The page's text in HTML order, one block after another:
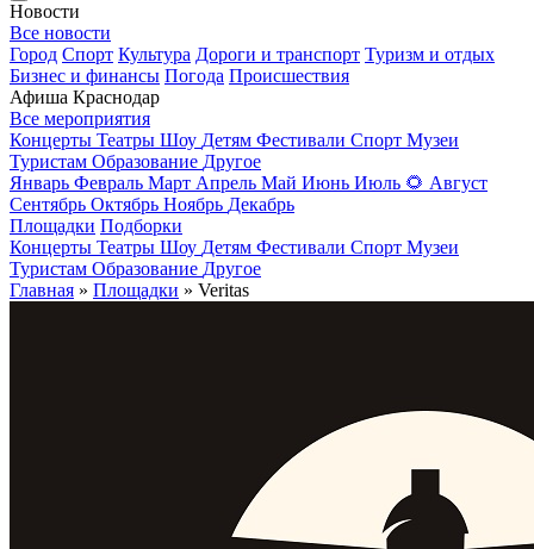
Новости
Все новости
Город Спорт Культура Дороги и транспорт Туризм и отдых
Бизнес и финансы Погода Происшествия
Афиша Краснодар
Все мероприятия
Концерты Театры Шоу Детям Фестивали Спорт Музеи
Туристам Образование Другое
Январь Февраль Март Апрель Май Июнь Июль 🌻 Август
Сентябрь Октябрь Ноябрь Декабрь
Площадки Подборки
Концерты Театры Шоу Детям Фестивали Спорт Музеи
Туристам Образование Другое
Главная » Площадки » Veritas